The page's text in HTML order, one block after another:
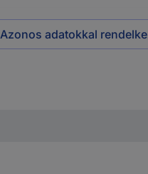
Azonos adatokkal